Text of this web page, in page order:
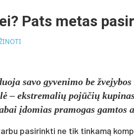
Pats metas
savo gyvenimo be
– ekstremalių pojūčių
įdomias pramogas gamtos
pasirinkti ne tik tinkamą